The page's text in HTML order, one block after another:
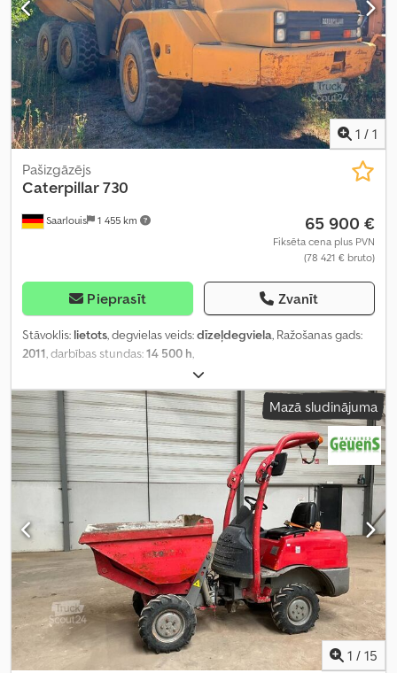
1 / 1
Saarlouis 1 455 km
Pašizgāzējs
Caterpillar730
65 900 €
Fiksēta cena plus PVN
(78 421 € bruto)
Pieprasīt Zvanīt
Stāvoklis: lietots, degvielas veids:dīzeļdegviela, Ražošanas gads:
2011, darbības stundas:14 500 h,
Mazā sludinājuma
1 / 15